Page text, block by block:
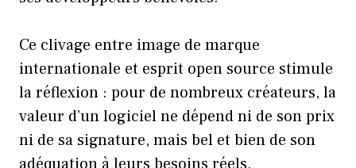
Ce clivage entre image de marque
internationale et esprit open source stimule
la réflexion : pour de nombreux créateurs, la
valeur d’un logiciel ne dépend ni de son prix
ni de sa signature, mais bel et bien de son